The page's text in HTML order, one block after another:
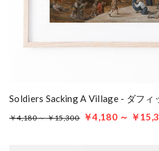
Soldiers Sacking A Village - ダフィ
￥4,180 ～ ￥15,300 ￥4,180 ～ ￥